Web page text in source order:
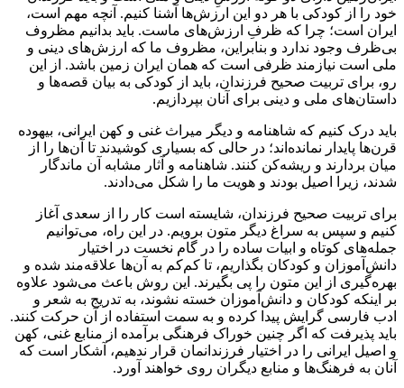
خود را از کودکی با هر دو این ارزش‌ها آشنا کنیم. آنچه مهم است،
ایران است؛ چرا که ظرفِ ارزش‌های ماست. باید بدانیم مظروف
بی‌ظرف وجود ندارد و بنابراین، مظروف ما که ارزش‌های دینی و
ملی است نیازمند ظرفی است که همان ایران‌ زمین باشد. از این
رو، برای تربیت صحیح فرزندان، باید از کودکی به بیان قصه‌ها و
داستان‌های ملی و دینی برای آنان بپردازیم.
باید درک کنیم که شاهنامه و دیگر میراث غنی و کهن ایرانی، بیهوده
قرن‌ها پایدار نمانده‌اند؛ در حالی که بسیاری کوشیدند تا آن‌ها را از
میان بردارند و ریشه‌کن کنند. شاهنامه و آثار مشابه آن ماندگار
شدند، زیرا اصیل بودند و هویت ما را شکل می‌دادند.
برای تربیت صحیح فرزندان، شایسته است کار را از سعدی آغاز
کنیم و سپس به سراغ دیگر متون برویم. در این راه، می‌توانیم
جمله‌های کوتاه و ابیات ساده را در گام نخست در اختیار
دانش‌آموزان و کودکان بگذاریم، تا کم‌کم به آن‌ها علاقه‌مند شده و
بهره‌گیری از این متون را پی بگیرند. این روش باعث می‌شود علاوه
بر اینکه کودکان و دانش‌آموزان خسته نشوند، به تدریج به شعر و
ادب فارسی گرایش پیدا کرده و به سمت استفاده از آن حرکت کنند.
باید پذیرفت که اگر چنین خوراک فرهنگی برآمده از منابع غنی، کهن
و اصیل ایرانی را در اختیار فرزندانمان قرار ندهیم، آشکار است که
آنان به فرهنگ‌ها و منابع دیگران روی خواهند آورد.